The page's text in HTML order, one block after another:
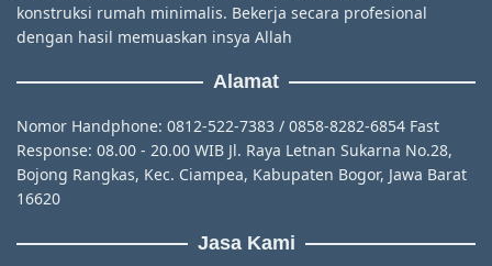
konstruksi rumah minimalis. Bekerja secara profesional
dengan hasil memuaskan insya Allah
Alamat
Nomor Handphone: 0812-522-7383 / 0858-8282-6854 Fast
Response: 08.00 - 20.00 WIB Jl. Raya Letnan Sukarna No.28,
Bojong Rangkas, Kec. Ciampea, Kabupaten Bogor, Jawa Barat
16620
Jasa Kami